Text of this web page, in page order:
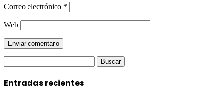
Correo electrónico *
Web
Entradas recientes